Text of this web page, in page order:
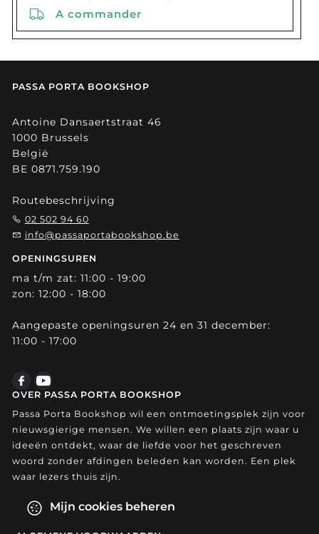
A commander
PASSA PORTA BOOKSHOP
Antoine Dansaertstraat 46
1000 Brussels
België
BE 0871.759.190
Routebeschrijving
02 502 94 60
info@passaportabookshop.be
OPENINGSUREN
ma t/m zat: 11:00 - 19:00
zon: 12:00 - 18:00
Aangepaste openingsuren 24 en 31 december:
11:00 - 17:00
OVER PASSA PORTA BOOKSHOP
Passa Porta Bookshop wil een ontmoetingsplek zijn voor
nieuwsgierige mensen. We willen een plaats zijn waar u
ideeën ontdekt, waar de liefde voor het geschreven
woord zonder afdingen beleden kan worden. Een plek
waar lezers thuis zijn.
Mijn cookies beheren